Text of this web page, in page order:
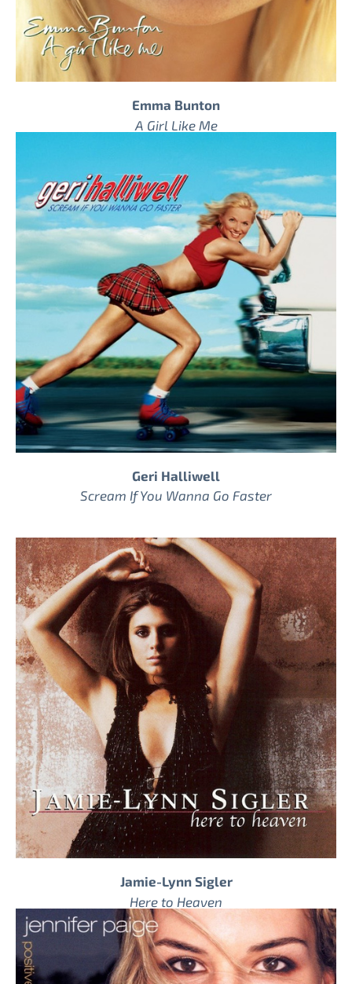
Emma Bunton
A Girl Like Me
Geri Halliwell
Scream If You Wanna Go Faster
Jamie-Lynn Sigler
Here to Heaven